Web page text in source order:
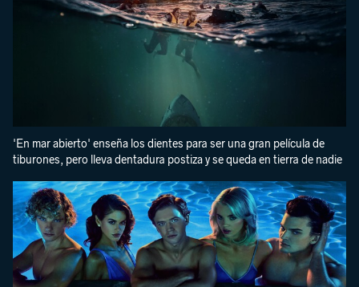
'En mar abierto' enseña los dientes para ser una gran película de
tiburones, pero lleva dentadura postiza y se queda en tierra de nadie